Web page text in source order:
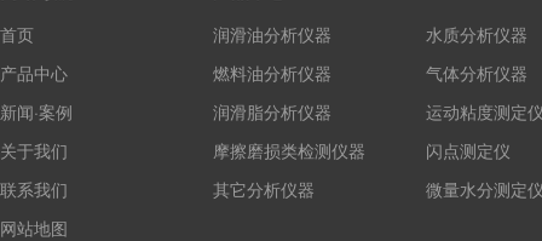
首页
产品中心
新闻·案例
关于我们
联系我们
网站地图
润滑油分析仪器
燃料油分析仪器
润滑脂分析仪器
摩擦磨损类检测仪器
其它分析仪器
水质分析仪器
气体分析仪器
运动粘度测定
闪点测定仪
微量水分测定